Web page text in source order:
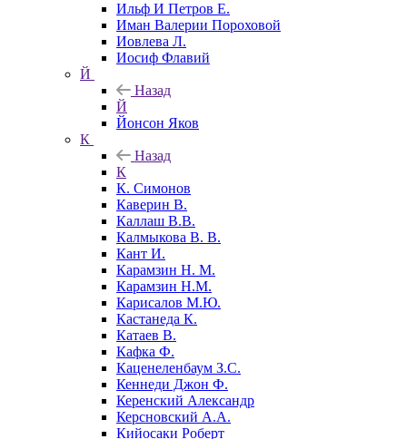
Ильф И Петров Е.
Иман Валерии Пороховой
Иовлева Л.
Иосиф Флавий
Й
Назад
Й
Йонсон Яков
К
Назад
К
К. Симонов
Каверин В.
Каллаш В.В.
Калмыкова В. В.
Кант И.
Карамзин Н. М.
Карамзин Н.М.
Карисалов М.Ю.
Кастанеда К.
Катаев В.
Кафка Ф.
Каценеленбаум З.С.
Кеннеди Джон Ф.
Керенский Александр
Керсновский А.А.
Кийосаки Роберт